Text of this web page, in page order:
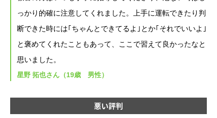
っかり的確に注意してくれました。上手に運転できたり判
断できた時には｢ちゃんとできてるよ｣とか｢それでいいよ｣
と褒めてくれたこともあって、ここで習えて良かったなと
思いました。
星野 拓也さん（19歳 男性）
悪い評判